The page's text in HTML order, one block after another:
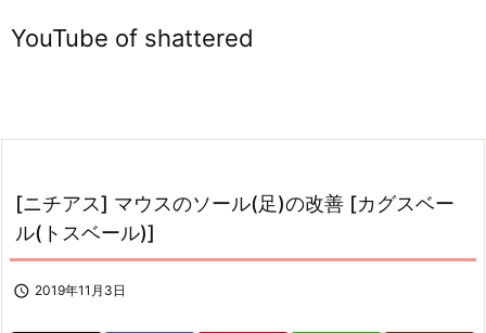
YouTube of shattered
[ニチアス] マウスのソール(足)の改善 [カグスベー
ル(トスベール)]
 2019年11月3日